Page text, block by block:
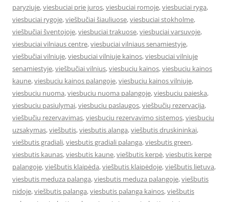
paryziuje,viesbuciai prie juros,viesbuciai romoje,viesbuciai ryga,
viesbuciai rygoje,viešbučiai šiauliuose,viesbuciai stokholme,
viešbučiai šventojoje,viesbuciai trakuose,viesbuciai varsuvoje,
viesbuciai vilniaus centre,viesbuciai vilniaus senamiestyje,
viešbučiai vilniuje,viesbuciai vilniuje kainos,viesbuciai vilniuje
senamiestyje,viešbučiai vilnius,viesbuciu kainos,viesbuciu kainos
kaune,viesbuciu kainos palangoje,viesbuciu kainos vilniuje,
viesbuciu nuoma,viesbuciu nuoma palangoje,viesbuciu paieska,
viesbuciu pasiulymai,viesbuciu paslaugos,viešbučių rezervacija,
viešbučių rezervavimas,viesbuciu rezervavimo sistemos,viesbuciu
uzsakymas,viešbutis,viesbutis alanga,viešbutis druskininkai,
viešbutis gradiali,viesbutis gradiali palanga,viesbutis green,
viesbutis kaunas,viesbutis kaune,viešbutis kerpė,viesbutis kerpe
palangoje,viešbutis klaipėda,viešbutis klaipėdoje,viešbutis lietuva,
viesbutis meduza palanga,viesbutis meduza palangoje,viešbutis
nidoje,viešbutis palanga,viesbutis palanga kainos,viešbutis